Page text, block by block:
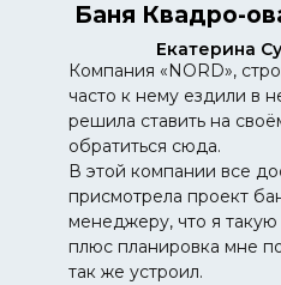
Баня Квадро-
Екатерина
Компания «NORD»,
часто к нему ездили в
решила ставить на
обратиться сюда.
В этой компании все
присмотрела проект
менеджеру, что я
плюс планировка мне
так же устроил.